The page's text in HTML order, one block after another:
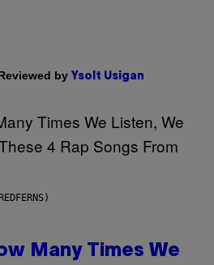
by Ysolt Usigan
Many Times We